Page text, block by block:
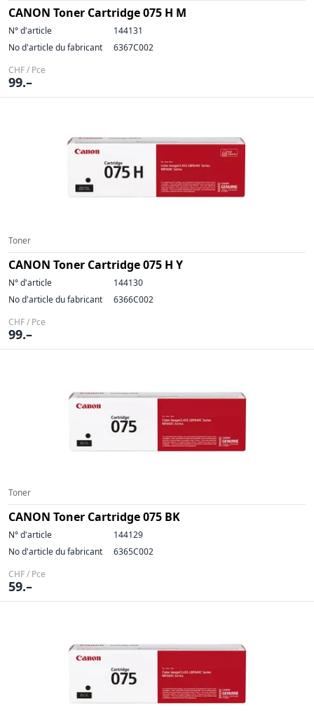
CANON Toner Cartridge 075 H M
N° d'article
144131
No d'article du fabricant
6367C002
CHF / Pce
99.–
Toner
CANON Toner Cartridge 075 H Y
N° d'article
144130
No d'article du fabricant
6366C002
CHF / Pce
99.–
Toner
CANON Toner Cartridge 075 BK
N° d'article
144129
No d'article du fabricant
6365C002
CHF / Pce
59.–